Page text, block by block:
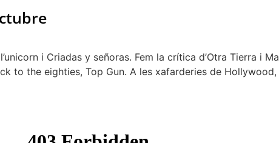
i Criadas y señoras. Fem la crítica d’Otra Tierra i
to the eighties, Top Gun. A les xafarderies de